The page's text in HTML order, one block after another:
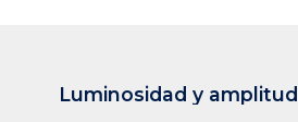
Luminosidad y amplitud